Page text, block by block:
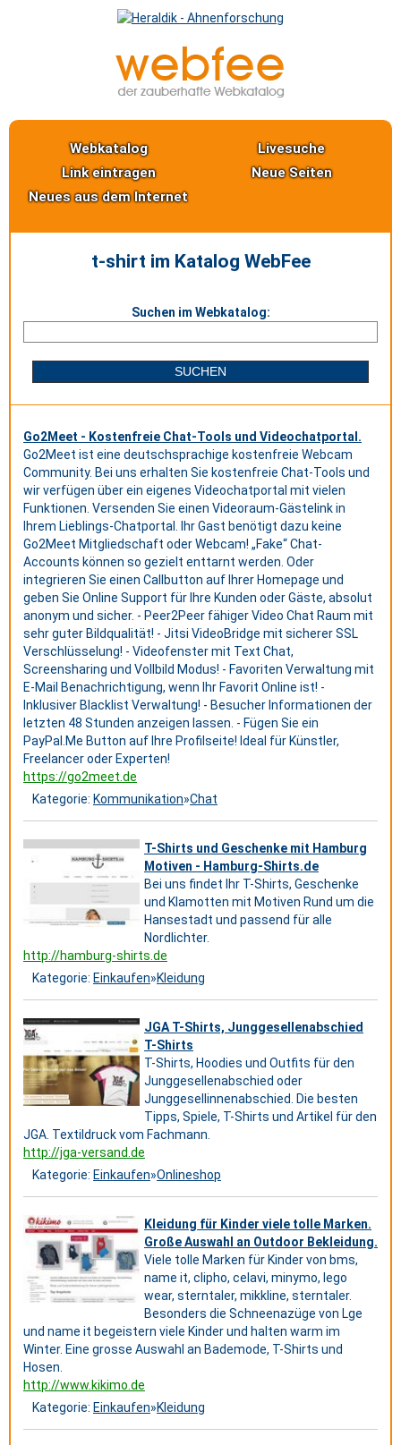
Webkatalog
Livesuche
Link eintragen
Neue Seiten
Neues aus dem Internet
t-shirt im Katalog WebFee
Suchen im Webkatalog:
Go2Meet - Kostenfreie Chat-Tools und Videochatportal.
Go2Meet ist eine deutschsprachige kostenfreie Webcam
Community. Bei uns erhalten Sie kostenfreie Chat-Tools und
wir verfügen über ein eigenes Videochatportal mit vielen
Funktionen. Versenden Sie einen Videoraum-Gästelink in
Ihrem Lieblings-Chatportal. Ihr Gast benötigt dazu keine
Go2Meet Mitgliedschaft oder Webcam! „Fake“ Chat-
Accounts können so gezielt enttarnt werden. Oder
integrieren Sie einen Callbutton auf Ihrer Homepage und
geben Sie Online Support für Ihre Kunden oder Gäste, absolut
anonym und sicher. - Peer2Peer fähiger Video Chat Raum mit
sehr guter Bildqualität! - Jitsi VideoBridge mit sicherer SSL
Verschlüsselung! - Videofenster mit Text Chat,
Screensharing und Vollbild Modus! - Favoriten Verwaltung mit
E-Mail Benachrichtigung, wenn Ihr Favorit Online ist! -
Inklusiver Blacklist Verwaltung! - Besucher Informationen der
letzten 48 Stunden anzeigen lassen. - Fügen Sie ein
PayPal.Me Button auf Ihre Profilseite! Ideal für Künstler,
Freelancer oder Experten!
https://go2meet.de
Kategorie: Kommunikation»Chat
T-Shirts und Geschenke mit Hamburg
Motiven - Hamburg-Shirts.de
Bei uns findet Ihr T-Shirts, Geschenke
und Klamotten mit Motiven Rund um die
Hansestadt und passend für alle
Nordlichter.
http://hamburg-shirts.de
Kategorie: Einkaufen»Kleidung
JGA T-Shirts, Junggesellenabschied
T-Shirts
T-Shirts, Hoodies und Outfits für den
Junggesellenabschied oder
Junggesellinnenabschied. Die besten
Tipps, Spiele, T-Shirts und Artikel für den
JGA. Textildruck vom Fachmann.
http://jga-versand.de
Kategorie: Einkaufen»Onlineshop
Kleidung für Kinder viele tolle Marken.
Große Auswahl an Outdoor Bekleidung.
Viele tolle Marken für Kinder von bms,
name it, clipho, celavi, minymo, lego
wear, sterntaler, mikkline, sterntaler.
Besonders die Schneenazüge von Lge
und name it begeistern viele Kinder und halten warm im
Winter. Eine grosse Auswahl an Bademode, T-Shirts und
Hosen.
http://www.kikimo.de
Kategorie: Einkaufen»Kleidung